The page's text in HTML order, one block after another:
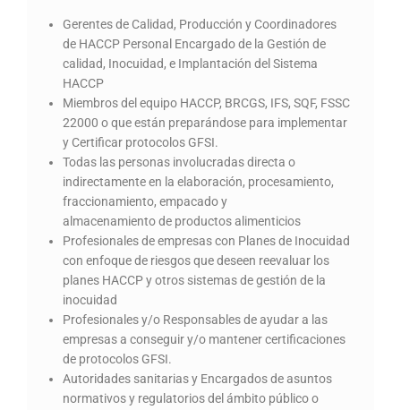
Gerentes de Calidad, Producción y Coordinadores
de HACCP Personal Encargado de la Gestión de
calidad, Inocuidad, e Implantación del Sistema
HACCP
Miembros del equipo HACCP, BRCGS, IFS, SQF, FSSC
22000 o que están preparándose para implementar
y Certificar protocolos GFSI.
Todas las personas involucradas directa o
indirectamente en la elaboración, procesamiento,
fraccionamiento, empacado y
almacenamiento de productos alimenticios
Profesionales de empresas con Planes de Inocuidad
con enfoque de riesgos que deseen reevaluar los
planes HACCP y otros sistemas de gestión de la
inocuidad
Profesionales y/o Responsables de ayudar a las
empresas a conseguir y/o mantener certificaciones
de protocolos GFSI.
Autoridades sanitarias y Encargados de asuntos
normativos y regulatorios del ámbito público o